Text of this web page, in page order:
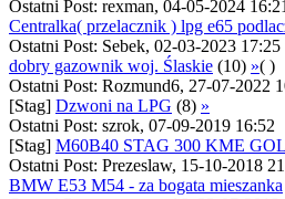
Ostatni Post: rexman, 04-05-2024 16:21
Centralka( przelacznik ) lpg e65
Ostatni Post: Sebek, 02-03-2023 17:25
dobry gazownik woj. Ślaskie (10) »( )
Ostatni Post: Rozmund6, 27-07-2022
[Stag] Dzwoni na LPG (8) »
Ostatni Post: szrok, 07-09-2019 16:52
[Stag] M60B40 STAG 300 KME
Ostatni Post: Prezeslaw, 15-10-2018
BMW E53 M54 - za bogata mieszanka